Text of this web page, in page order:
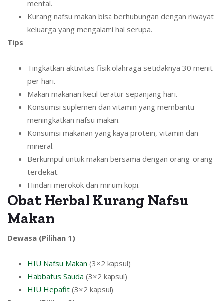
mental.
Kurang nafsu makan bisa berhubungan dengan riwayat
keluarga yang mengalami hal serupa.
Tips
Tingkatkan aktivitas fisik olahraga setidaknya 30 menit
per hari.
Makan makanan kecil teratur sepanjang hari.
Konsumsi suplemen dan vitamin yang membantu
meningkatkan nafsu makan.
Konsumsi makanan yang kaya protein, vitamin dan
mineral.
Berkumpul untuk makan bersama dengan orang-orang
terdekat.
Hindari merokok dan minum kopi.
Obat Herbal Kurang Nafsu
Makan
Dewasa (Pilihan 1)
HIU Nafsu Makan (3×2 kapsul)
Habbatus Sauda (3×2 kapsul)
HIU Hepafit (3×2 kapsul)